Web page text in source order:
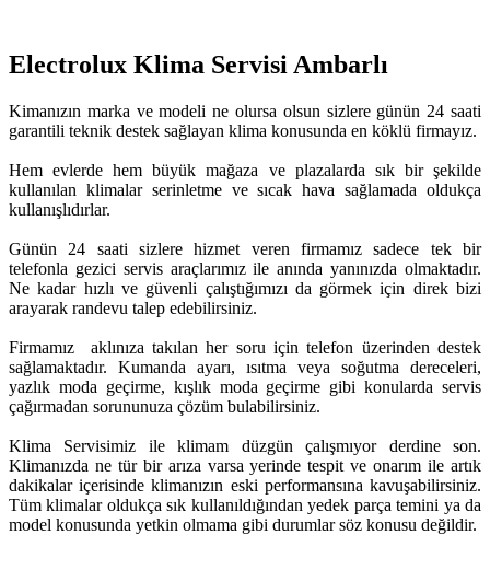
Electrolux Klima Servisi Ambarlı
Kimanızın marka ve modeli ne olursa olsun sizlere günün 24 saati
garantili teknik destek sağlayan klima konusunda en köklü firmayız.
Hem evlerde hem büyük mağaza ve plazalarda sık bir şekilde
kullanılan klimalar serinletme ve sıcak hava sağlamada oldukça
kullanışlıdırlar.
Günün 24 saati sizlere hizmet veren firmamız sadece tek bir
telefonla gezici servis araçlarımız ile anında yanınızda olmaktadır.
Ne kadar hızlı ve güvenli çalıştığımızı da görmek için direk bizi
arayarak randevu talep edebilirsiniz.
Firmamız aklınıza takılan her soru için telefon üzerinden destek
sağlamaktadır. Kumanda ayarı, ısıtma veya soğutma dereceleri,
yazlık moda geçirme, kışlık moda geçirme gibi konularda servis
çağırmadan sorununuza çözüm bulabilirsiniz.
Klima Servisimiz ile klimam düzgün çalışmıyor derdine son.
Klimanızda ne tür bir arıza varsa yerinde tespit ve onarım ile artık
dakikalar içerisinde klimanızın eski performansına kavuşabilirsiniz.
Tüm klimalar oldukça sık kullanıldığından yedek parça temini ya da
model konusunda yetkin olmama gibi durumlar söz konusu değildir.